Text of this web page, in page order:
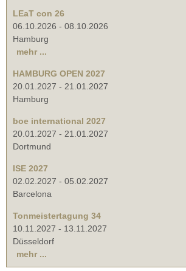
LEaT con 26
06.10.2026 - 08.10.2026
Hamburg
mehr ...
HAMBURG OPEN 2027
20.01.2027 - 21.01.2027
Hamburg
boe international 2027
20.01.2027 - 21.01.2027
Dortmund
ISE 2027
02.02.2027 - 05.02.2027
Barcelona
Tonmeistertagung 34
10.11.2027 - 13.11.2027
Düsseldorf
mehr ...